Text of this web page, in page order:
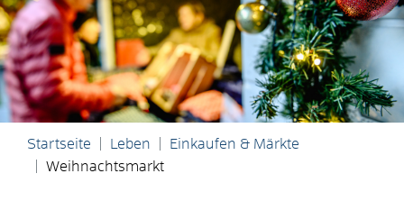
Startseite Leben
Einkaufen & Märkte
Weihnachtsmarkt